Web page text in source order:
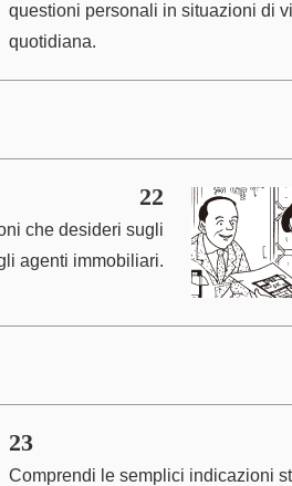
questioni personali in situazioni di
quotidiana.
22
che desideri sugli
agenti immobiliari.
23
Comprendi le semplici indicazioni